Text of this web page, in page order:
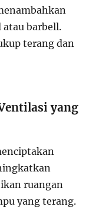
barbell.
terang dan
yang
ruangan
yang terang.